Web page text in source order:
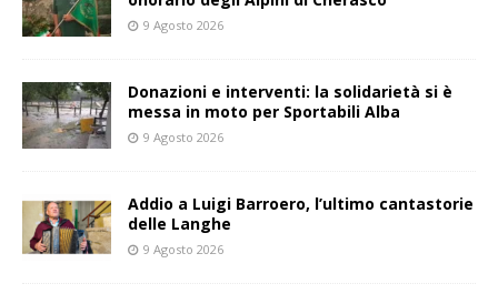
9 Agosto 2026
Donazioni e interventi: la solidarietà si è
messa in moto per Sportabili Alba
9 Agosto 2026
Addio a Luigi Barroero, l’ultimo cantastorie
delle Langhe
9 Agosto 2026